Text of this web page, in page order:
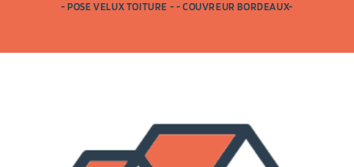
- POSE VELUX TOITURE - - COUVREUR BORDEAUX-